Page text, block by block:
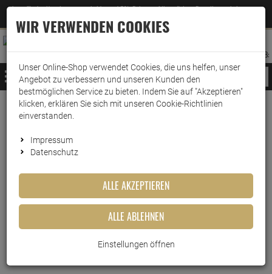
Jetzt für den Newsletter entscheiden und 5% Rabatt auf Ihre nächste Bestellung erhalten
–Zum Newsletter
ANMELDEN
AUFKLAPPEN
MERKZETTEL
WARENKORB:
MENÜ
Weiter einkaufen www.wark24.de Küche & Haushalt
iSi Reinigungsbürste Cream Profi Whip
iSi Reinigungsbürste Cream
Profi Whip
Artikel-Nummer:10014821
WIR VERWENDEN COOKIES
Unser Online-Shop verwendet Cookies, die uns helfen, unser
Angebot zu verbessern und unseren Kunden den
bestmöglichen Service zu bieten. Indem Sie auf "Akzeptieren"
klicken, erklären Sie sich mit unseren Cookie-Richtlinien
einverstanden.
Impressum
Datenschutz
ALLE AKZEPTIEREN
ALLE ABLEHNEN
Einstellungen öffnen